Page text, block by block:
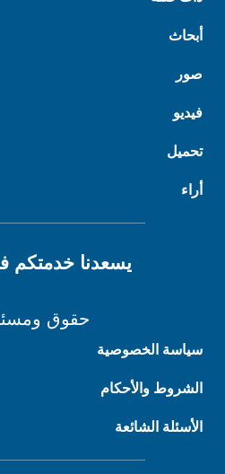
أبحاث
صور
فيديو
تحميل
أراء
يسعدنا
حقوق
سياسة الخصوصية
الشروط والأحكام
الأسئلة الشائعة